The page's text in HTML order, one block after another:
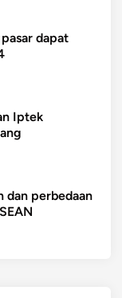
dapat
Iptek
dan perbedaan